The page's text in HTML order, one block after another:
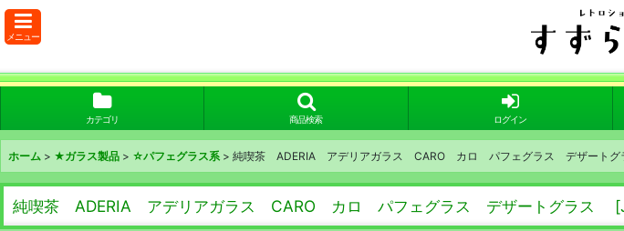
メニュー
カテゴリ 商品検索 ログイン
ホーム > ★ガラス製品 > ☆パフェグラス系 > 純喫茶 ADERIA アデリアガラス CARO カロ パフェグラス デザートグ
純喫茶 ADERIA アデリアガラス CARO カロ パフェグラス デザートグラス [